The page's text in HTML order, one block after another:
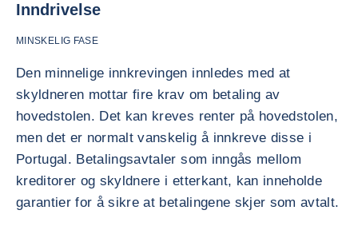
Inndrivelse
MINSKELIG FASE
Den minnelige innkrevingen innledes med at
skyldneren mottar fire krav om betaling av
hovedstolen. Det kan kreves renter på hovedstolen,
men det er normalt vanskelig å innkreve disse i
Portugal. Betalingsavtaler som inngås mellom
kreditorer og skyldnere i etterkant, kan inneholde
garantier for å sikre at betalingene skjer som avtalt.